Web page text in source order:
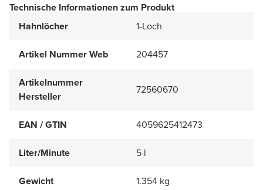
Technische Informationen zum Produkt
Hahnlöcher
1-Loch
Artikel Nummer Web 204457
Artikelnummer
Hersteller
72560670
EAN / GTIN 4059625412473
Liter/Minute 5 l
Gewicht 1.354 kg